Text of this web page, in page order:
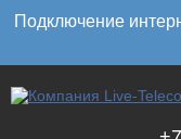
Подключение